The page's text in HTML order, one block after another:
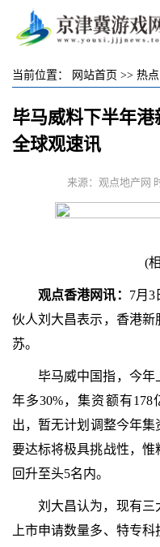
当前位置： 网站首页 >> 热点
毕马威料下半年
全球观速讯
来源：观点地产网
(
观点香港网讯： 7月3
伙人刘大昌表示，香港
苏。
毕马威中国指，今年
年多30%，集资额有
出，暂无计划调整今年集
要达标将极具挑战性，
回升至头5名内。
刘大昌认为，现有三
上市申请数量多、特专